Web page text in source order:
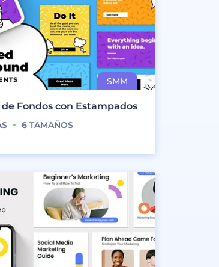
Fondos con Estampados
6TAMAÑOS